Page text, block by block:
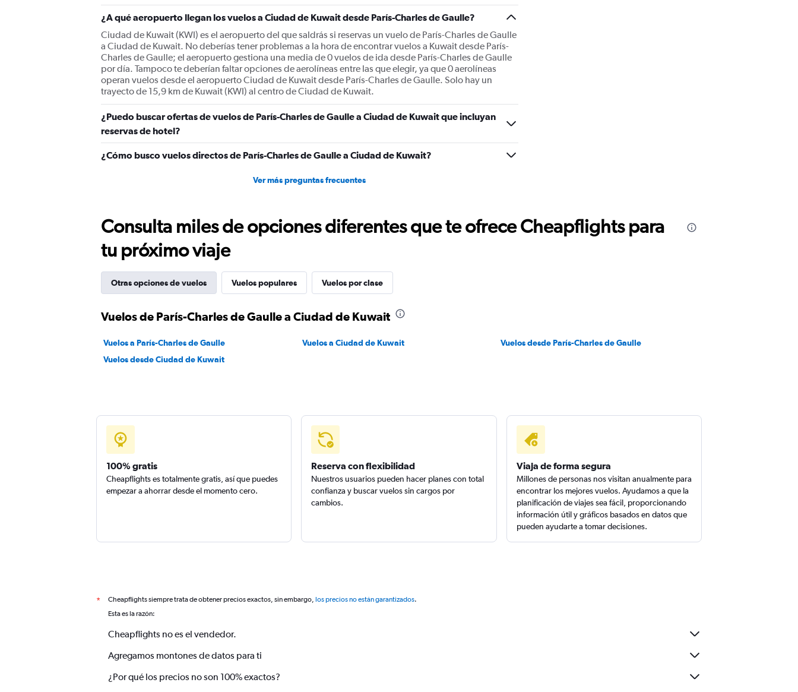
Y
axis
displaying
values.
Range:
0
to
900.
of
flights.
Range:
0
to
3.6.
¿A qué aeropuerto llegan los vuelos a Ciudad de Kuwait desde París-Charles de Gaulle?
Ciudad de Kuwait (KWI) es el aeropuerto del que saldrás si reservas un vuelo de París-Charles de Gaulle
a Ciudad de Kuwait. No deberías tener problemas a la hora de encontrar vuelos a Kuwait desde París-
Charles de Gaulle; el aeropuerto gestiona una media de 0 vuelos de ida desde París-Charles de Gaulle
por día. Tampoco te deberían faltar opciones de aerolíneas entre las que elegir, ya que 0 aerolíneas
operan vuelos desde el aeropuerto Ciudad de Kuwait desde París-Charles de Gaulle. Solo hay un
trayecto de 15,9 km de Kuwait (KWI) al centro de Ciudad de Kuwait.
¿Puedo buscar ofertas de vuelos de París-Charles de Gaulle a Ciudad de Kuwait que incluyan
reservas de hotel?
¿Cómo busco vuelos directos de París-Charles de Gaulle a Ciudad de Kuwait?
Ver más preguntas frecuentes
Consulta miles de opciones diferentes que te ofrece Cheapflights para
tu próximo viaje
Otras opciones de vuelos Vuelos populares Vuelos por clase
Vuelos de París-Charles de Gaulle a Ciudad de Kuwait
Vuelos a París-Charles de Gaulle Vuelos a Ciudad de Kuwait
Vuelos desde París-Charles de Gaulle
Vuelos desde Ciudad de Kuwait
100% gratis
Cheapflights es totalmente gratis, así que puedes
empezar a ahorrar desde el momento cero.
Reserva con flexibilidad
Nuestros usuarios pueden hacer planes con total
confianza y buscar vuelos sin cargos por
cambios.
Viaja de forma segura
Millones de personas nos visitan anualmente para
encontrar los mejores vuelos. Ayudamos a que la
planificación de viajes sea fácil, proporcionando
información útil y gráficos basados en datos que
pueden ayudarte a tomar decisiones.
* Cheapflights siempre trata de obtener precios exactos, sin embargo, los precios no están garantizados.
Esta es la razón:
Cheapflights no es el vendedor.
Agregamos montones de datos para ti
¿Por qué los precios no son 100% exactos?